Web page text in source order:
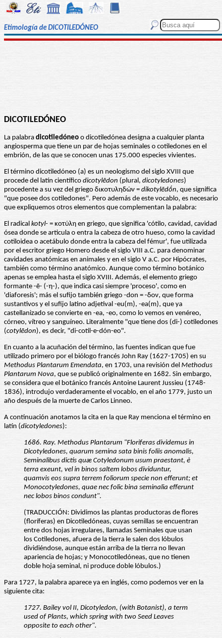
Etimología de DICOTILEDÓNEO
DICOTILEDÓNEO
La palabra dicotiledóneo o dicotiledónea designa a cualquier planta
angiosperma que tiene un par de hojas seminales o cotiledones en el
embrión, de las que se conocen unas 175.000 especies vivientes.
El término dicotiledóneo (a) es un neologismo del siglo XVIII que
procede del latín científico dicotylēdon (plural, dicotyledones)
procedente a su vez del griego δικοτυληδών = dikotylēdṓn, que significa
"que posee dos cotiledones". Pero además de este vocablo, es necesario
que expliquemos otros elementos que complementan la palabra:
El radical kotyl- = κοτύλη en griego, que significa 'cótilo, cavidad, cavidad
ósea donde se articula o entra la cabeza de otro hueso, como la cavidad
cotiloidea o acetábulo donde entra la cabeza del fémur', fue utilizada
por el escritor griego Homero desde el siglo VIII a.C. para denominar
cavidades anatómicas en animales y en el siglo V a.C. por Hipócrates,
también como término anatómico. Aunque como término botánico
apenas se emplea hasta el siglo XVIII. Además, el elemento griego
formante -ē- (-η-), que indica casi siempre 'proceso', como en
'diaforesis'; más el sufijo también griego -don = -δον, que forma
sustantivos y el sufijo latino adjetival -eu(m), -ea(m), que ya
castellanizado se convierte en -ea, -eo, como lo vemos en venéreo,
córneo, vítreo y sanguíneo. Literalmente "que tiene dos (di-) cotiledones
(cotylēdon), es decir, "di-cotil-e-dón-eo".
En cuanto a la acuñación del término, las fuentes indican que fue
utilizado primero por el biólogo francés John Ray (1627-1705) en su
Methodus Plantarum Emendata, en 1703, una revisión del Methodus
Plantarum Nova, que se publicó originalmente en 1682. Sin embargo,
se considera que el botánico francés Antoine Laurent Jussieu (1748-
1836), introdujo verdaderamente el vocablo, en el año 1779, justo un
año después de la muerte de Carlos Linneo.
A continuación anotamos la cita en la que Ray menciona el término en
latín (dicotyledones):
1686. Ray. Methodus Plantarum "Floriferas dividemus in
Dicotyledones, quarum semina sata binis foliis anomalis,
Seminalibus dictis quæ Cotyledonum usum praestant, è
terra exeunt, vel in binos saltem lobos dividuntur,
quamvis eos supra terrem foliorum specie non efferunt; et
Monocotyledones, quae nec folic bina seminalia efferunt
nec lobos binos condunt".
(TRADUCCIÓN: Dividimos las plantas productoras de flores
(floríferas) en Dicotiledóneas, cuyas semillas se encuentran
entre dos hojas irregulares, llamadas Seminales que usan
los Cotiledones, afuera de la tierra le salen dos lóbulos
dividiéndose, aunque están arriba de la tierra no llevan
apariencia de hojas; y Monocotiledóneas, que no tienen
doble hoja seminal, ni produce doble lóbulos.)
Para 1727, la palabra aparece ya en inglés, como podemos ver en la
siguiente cita:
1727. Bailey vol II, Dicotyledon, (with Botanist), a term
used of Plants, which spring with two Seed Leaves
opposite to each other".